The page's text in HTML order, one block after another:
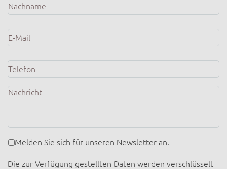
E-
Mail *
Telefon
Nachricht
Newsletter
Melden Sie sich für unseren Newsletter an.
Die zur Verfügung gestellten Daten werden verschlüsselt